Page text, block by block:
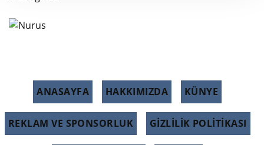
ANASAYFA HAKKIMIZDA KÜNYE
REKLAM VE SPONSORLUK GIZLILIK POLITIKASI